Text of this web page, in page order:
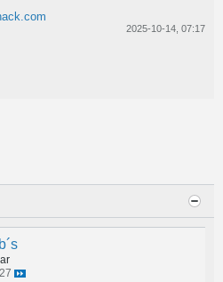
2025-10-14, 07:17